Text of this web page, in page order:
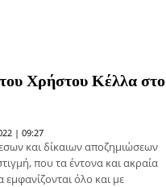
Χρήστου Κέλλα στο
| 09:27
και δίκαιων αποζημιώσεων
που τα έντονα και ακραία
εμφανίζονται όλο και με